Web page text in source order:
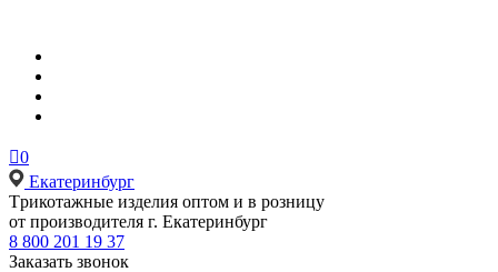
0
Екатеринбург
Tрикотажные изделия оптом и в розницу
от производителя г. Екатеринбург
8 800 201 19 37
Заказать звонок